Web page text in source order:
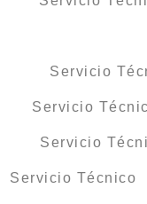
Servicio
Servicio
Servicio
Servicio Técnico